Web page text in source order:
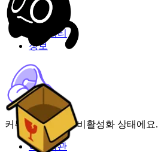
밐타운
피드
커뮤니티
정보
커뮤니티 기능이 비활성화 상태에요.
이용약관